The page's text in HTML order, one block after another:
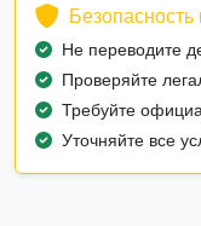
Безопасность
Не переводите
Проверяйте
Требуйте
Уточняйте все